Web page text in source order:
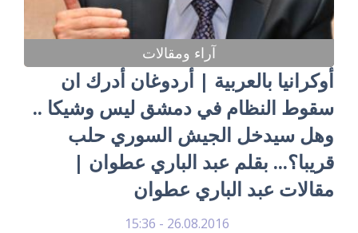
آراء ومقالات
أوكرانيا بالعربية | أردوغان أدرك ان
سقوط النظام في دمشق ليس وشيكا ..
وهل سيدخل الجيش السوري حلب
قريبا؟... بقلم عبد الباري عطوان |
مقالات عبد الباري عطوان
26.08.2016 - 15:36